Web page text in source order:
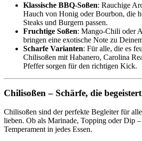
Klassische BBQ-Soßen: Rauchige
Hauch von Honig oder Bourbon, die
Steaks und Burgern passen.
Fruchtige Soßen: Mango-Chili oder
bringen eine exotische Note zu
Scharfe Varianten: Für alle, die es
Chilisoßen mit Habanero, Carolina
Pfeffer sorgen für den richtigen Kick.
Chilisoßen – Schärfe, die begeistert
Chilisoßen sind der perfekte Begleiter für
lieben. Ob als Marinade, Topping oder Dip
Temperament in jedes Essen.